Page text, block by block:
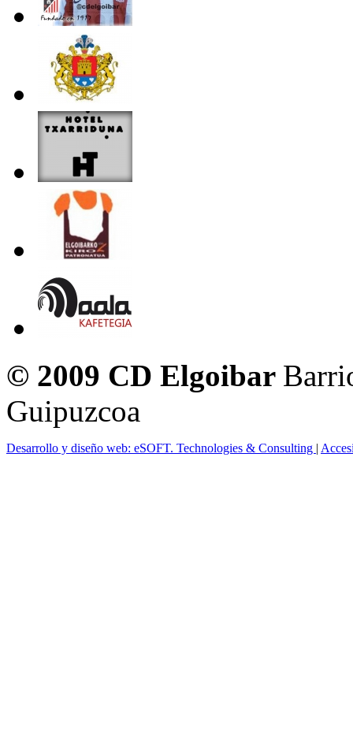
© 2009 CD Elgoibar
Guipuzcoa
Desarrollo y diseño web: eSOFT. Technologies & Consulting |